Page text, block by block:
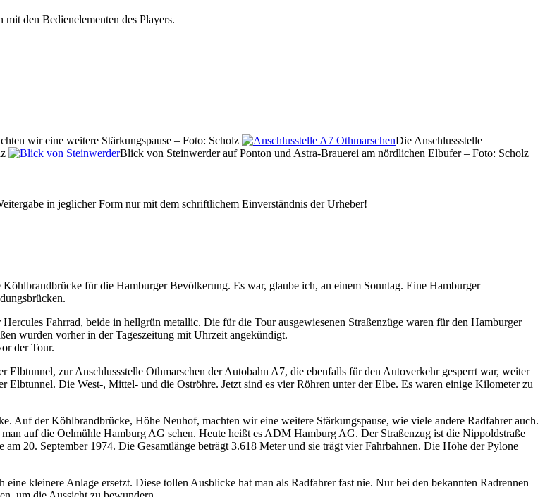
den Bedienelementen des Players.
wir eine weitere Stärkungspause – Foto: Scholz
Die Anschlussstelle
Blick von Steinwerder auf Ponton und Astra-Brauerei am nördlichen Elbufer – Foto: Scholz
in jeglicher Form nur mit dem schriftlichem Einverständnis der Urheber!
für die Hamburger Bevölkerung. Es war, glaube ich, an einem Sonntag. Eine Hamburger
Fahrrad, beide in hellgrün metallic. Die für die Tour ausgewiesenen Straßenzüge waren für den Hamburger
wurden vorher in der Tageszeitung mit Uhrzeit angekündigt.
der Tour.
zur Anschlussstelle Othmarschen der Autobahn A7, die ebenfalls für den Autoverkehr gesperrt war, weiter
Die West-, Mittel- und die Oströhre. Jetzt sind es vier Röhren unter der Elbe. Es waren einige Kilometer zu
Auf der Köhlbrandbrücke, Höhe Neuhof, machten wir eine weitere Stärkungspause, wie viele andere Radfahrer auch.
auf die Oelmühle Hamburg AG sehen. Heute heißt es ADM Hamburg AG. Der Straßenzug ist die Nippoldstraße
20. September 1974. Die Gesamtlänge beträgt 3.618 Meter und sie trägt vier Fahrbahnen. Die Höhe der Pylone
kleinere Anlage ersetzt. Diese tollen Ausblicke hat man als Radfahrer fast nie. Nur bei den bekannten Radrennen